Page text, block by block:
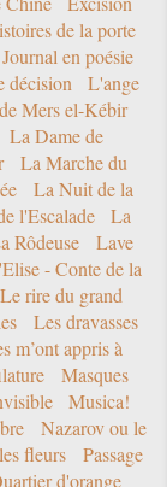
de la porte
Journal en poésie
décision
L'ange
Mers el-Kébir
La Dame de
La Marche du
La Nuit de la
l'Escalade
La
Rôdeuse
Lave
- Conte de la
Le rire du grand
Les dravasses
m’ont appris à
Masques
Musica!
Nazarov ou le
fleurs
Passage
d'orange